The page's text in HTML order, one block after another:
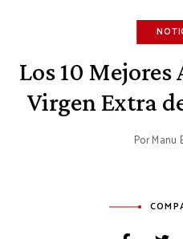
Los 10 Mejores
Virgen Extra
PorManu